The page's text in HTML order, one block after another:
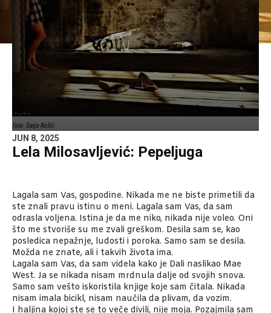
Foto: Sanja Nešić
JUN 8, 2025
Lela Milosavljević: Pepeljuga
Lagala sam Vas, gospodine. Nikada me ne biste primetili da
ste znali pravu istinu o meni. Lagala sam Vas, da sam
odrasla voljena. Istina je da me niko, nikada nije voleo. Oni
što me stvoriše su me zvali greškom. Desila sam se, kao
posledica nepažnje, ludosti i poroka. Samo sam se desila.
Možda ne znate, ali i takvih života ima.
Lagala sam Vas, da sam videla kako je Dali naslikao Mae
West. Ja se nikada nisam mrdnula dalje od svojih snova.
Samo sam vešto iskoristila knjige koje sam čitala. Nikada
nisam imala bicikl, nisam naučila da plivam, da vozim.
I haljina kojoj ste se to veče divili, nije moja. Pozajmila sam